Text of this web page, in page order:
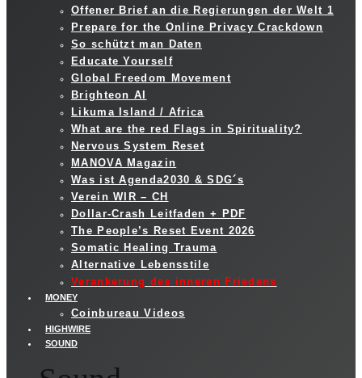
Offener Brief an die Regierungen der Welt 1
Prepare for the Online Privacy Crackdown
So schützt man Daten
Educate Yourself
Global Freedom Movement
Brighteon AI
Likuma Island / Africa
What are the red Flags in Spirituality?
Nervous System Reset
MANOVA Magazin
Was ist Agenda2030 & SDG´s
Verein WIR – CH
Dollar-Crash Leitfaden + PDF
The People’s Reset Event 2026
Somatic Healing Trauma
Alternative Lebensstile
Verankerung des inneren Friedens
MONEY
Coinbureau Videos
HIGHWIRE
SOUND